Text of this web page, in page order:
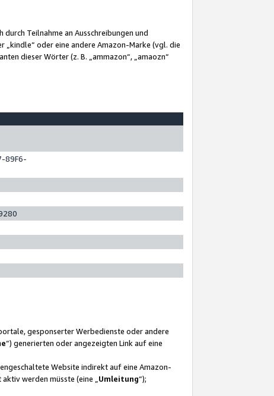
Teilnahme an Ausschreibungen und
oder eine andere Amazon-Marke (vgl. die
dieser Wörter (z. B. „ammazon“, „amaozn“
89F6-
gesponserter Werbedienste oder andere
“) generierten oder angezeigten Link auf eine
Website indirekt auf eine Amazon-
werden müsste (eine „ Umleitung“);